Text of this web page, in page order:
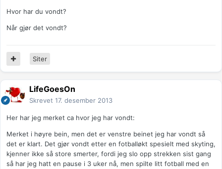
Hvor har du vondt?
Når gjør det vondt?
Siter
LifeGoesOn
Skrevet 17. desember 2013
Her har jeg merket ca hvor jeg har vondt:
Merket i høyre bein, men det er venstre beinet jeg har vondt så
det er klart. Det gjør vondt etter en fotballøkt spesielt med skyting,
kjenner ikke så store smerter, fordi jeg slo opp strekken sist gang
så har jeg hatt en pause i 3 uker nå, men spilte litt fotball med en